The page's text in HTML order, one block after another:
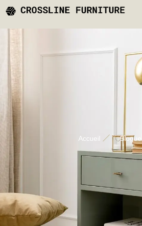
Accueil Blogue